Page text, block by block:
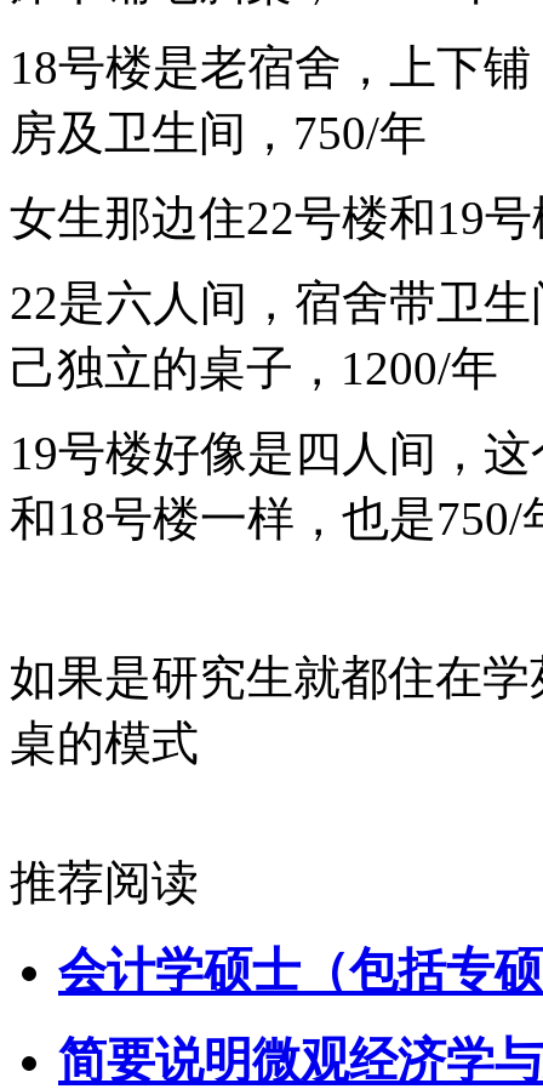
18号楼是老宿舍，上下
房及卫生间，750/年
女生那边住22号楼和19
22是六人间，宿舍带卫
己独立的桌子，1200/年
19号楼好像是四人间，
和18号楼一样，也是750/
如果是研究生就都住在
桌的模式
推荐阅读
会计学硕士（包括专
简要说明微观经济学